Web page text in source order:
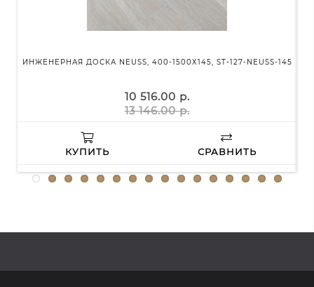
ИНЖЕНЕРНАЯ ДОСКА NEUSS, 400-1500Х145, ST-127-NEUSS-145
10 516.00 р.
13 146.00 р.
КУПИТЬ СРАВНИТЬ